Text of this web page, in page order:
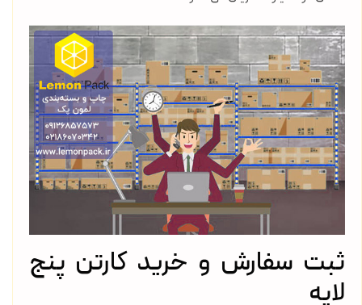
ثبت سفارش و خرید کارتن پنج
لایه